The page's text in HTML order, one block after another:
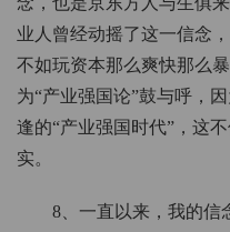
业人曾经动摇了这一信念
不如玩资本那么爽快那么
为“产业强国论”鼓与呼，
逢的“产业强国时代”，这
实。
8、一直以来，我的信